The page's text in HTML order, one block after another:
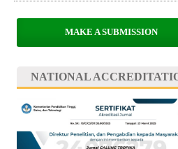
MAKE A SUBMISSION
NATIONAL